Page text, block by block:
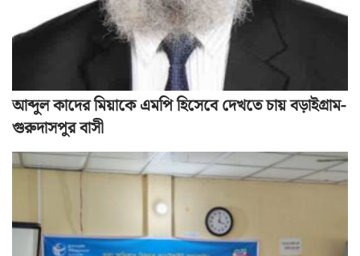
আব্দুল কাদের মিয়াকে এমপি হিসেবে দেখতে চায় বড়াইগ্রাম-
গুরুদাসপুর বাসী